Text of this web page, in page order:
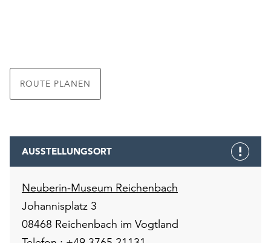
ROUTE PLANEN
AUSSTELLUNGSORT
Neuberin-Museum Reichenbach
Johannisplatz 3
08468 Reichenbach im Vogtland